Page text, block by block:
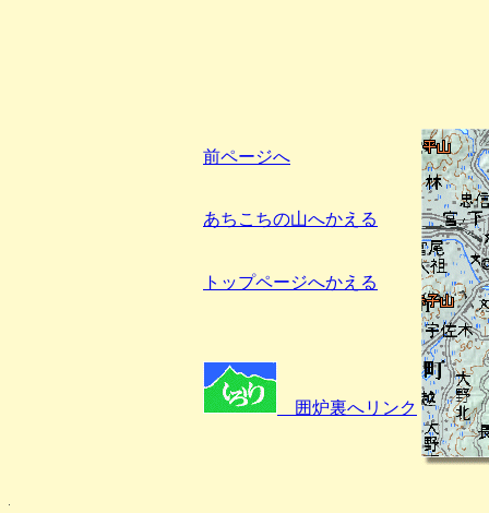
前ページへ
あちこちの山へかえる
トップページへかえる
囲炉裏へリンク